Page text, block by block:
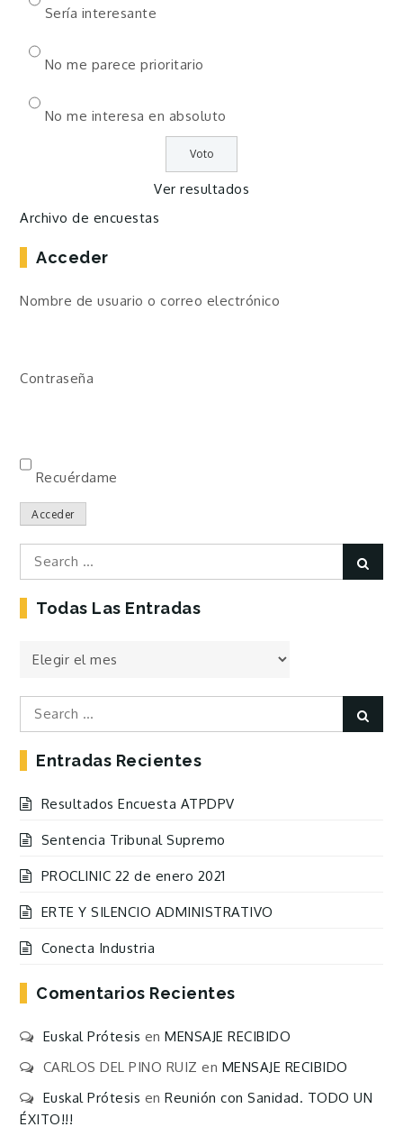
Sería interesante
No me parece prioritario
No me interesa en absoluto
Ver resultados
Archivo de encuestas
Acceder
Nombre de usuario o correo electrónico
Contraseña
Recuérdame
Acceder
Search
for:
Todas Las Entradas
Todas
Entradas
Search
for:
Entradas Recientes
Resultados Encuesta ATPDPV
Sentencia Tribunal Supremo
PROCLINIC 22 de enero 2021
ERTE Y SILENCIO ADMINISTRATIVO
Conecta Industria
Comentarios Recientes
Euskal Prótesis enMENSAJE RECIBIDO
CARLOS DEL PINO RUIZ en MENSAJE RECIBIDO
Euskal Prótesis enReunión con Sanidad. TODO UN
ÉXITO!!!